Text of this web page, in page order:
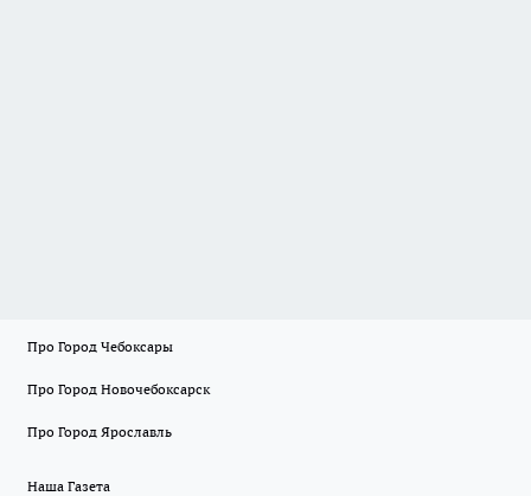
Про Город Чебоксары
Про Город Новочебоксарск
Про Город Ярославль
Наша Газета